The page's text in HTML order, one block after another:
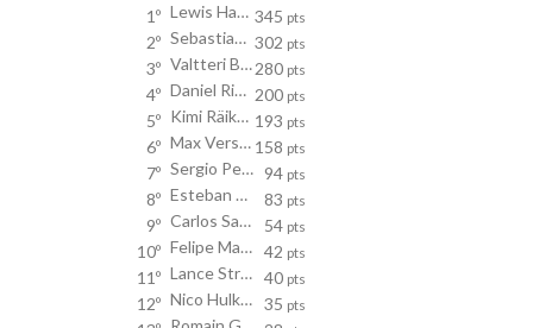
1º Lewis Hamilton 345 pts
2º Sebastian Vettel 302 pts
3º Valtteri Bottas280 pts
4º Daniel Ricciardo 200 pts
5º Kimi Räikkönen 193 pts
6º Max Verstappen 158 pts
7º Sergio Perez 94 pts
8º Esteban Ocon 83 pts
9º Carlos Sainz 54 pts
10º Felipe Massa 42 pts
11º Lance Stroll 40 pts
12º Nico Hulkenberg 35 pts